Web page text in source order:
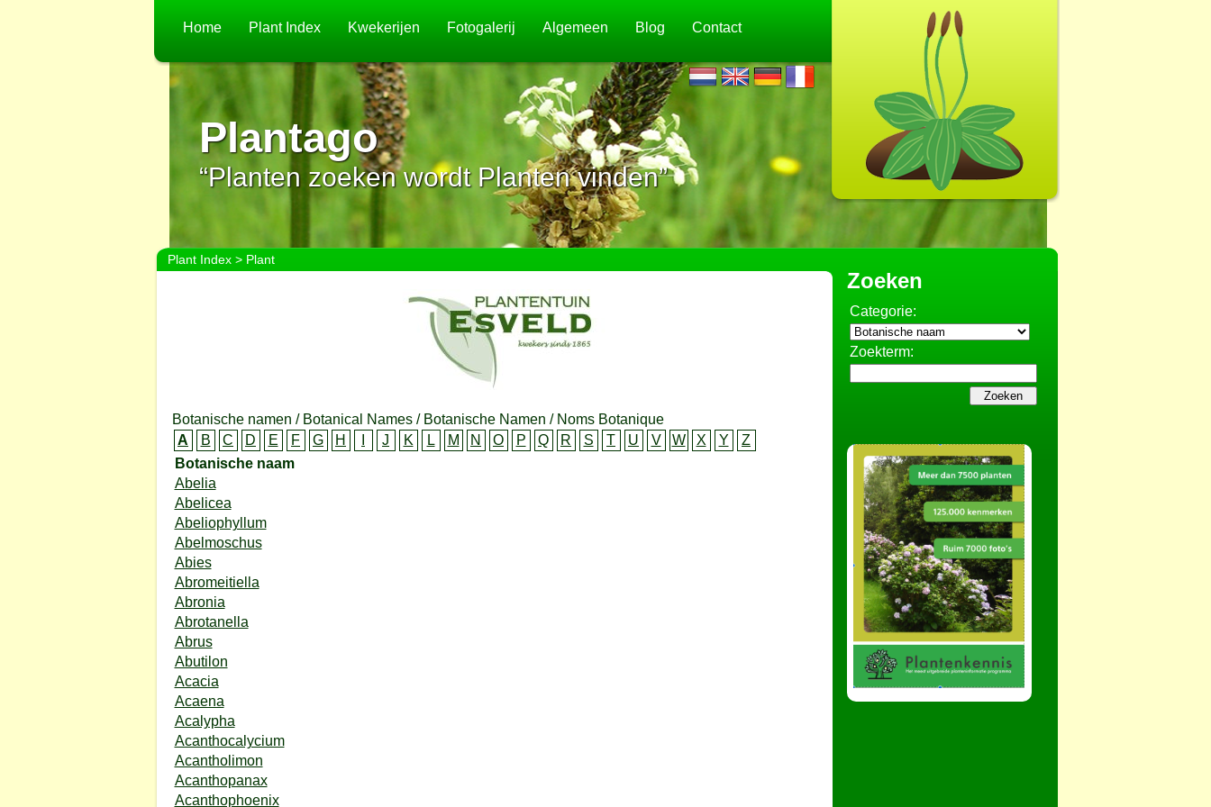
Home Plant Index Kwekerijen Fotogalerij Algemeen Blog Contact
Plantago
“Planten zoeken wordt Planten vinden”
Plant Index> Plant
Botanische namen / Botanical Names / Botanische Namen / Noms Botanique
A
B C D E F G H J K L M N O P Q R S T U V W X Y
Z
Botanische naam
Abelia
Abelicea
Abeliophyllum
Abelmoschus
Abies
Abromeitiella
Abronia
Abrotanella
Abrus
Abutilon
Acacia
Acaena
Acalypha
Acanthocalycium
Acantholimon
Acanthopanax
Acanthophoenix
Zoeken
Categorie:
Zoekterm: